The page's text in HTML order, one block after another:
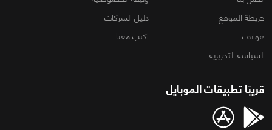
خريطة الموقع
دليل الشركات
هواتف
اكتب معنا
السياسة التحريرية
قريبًا تطبيقات الموبايل